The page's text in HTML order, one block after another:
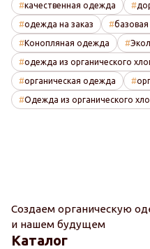
качественная одежда
одежда на заказ
Конопляная одежда
одежда из органического
органическая одежда
Одежда из органического
Создаем органическую
и нашем будущем
Каталог